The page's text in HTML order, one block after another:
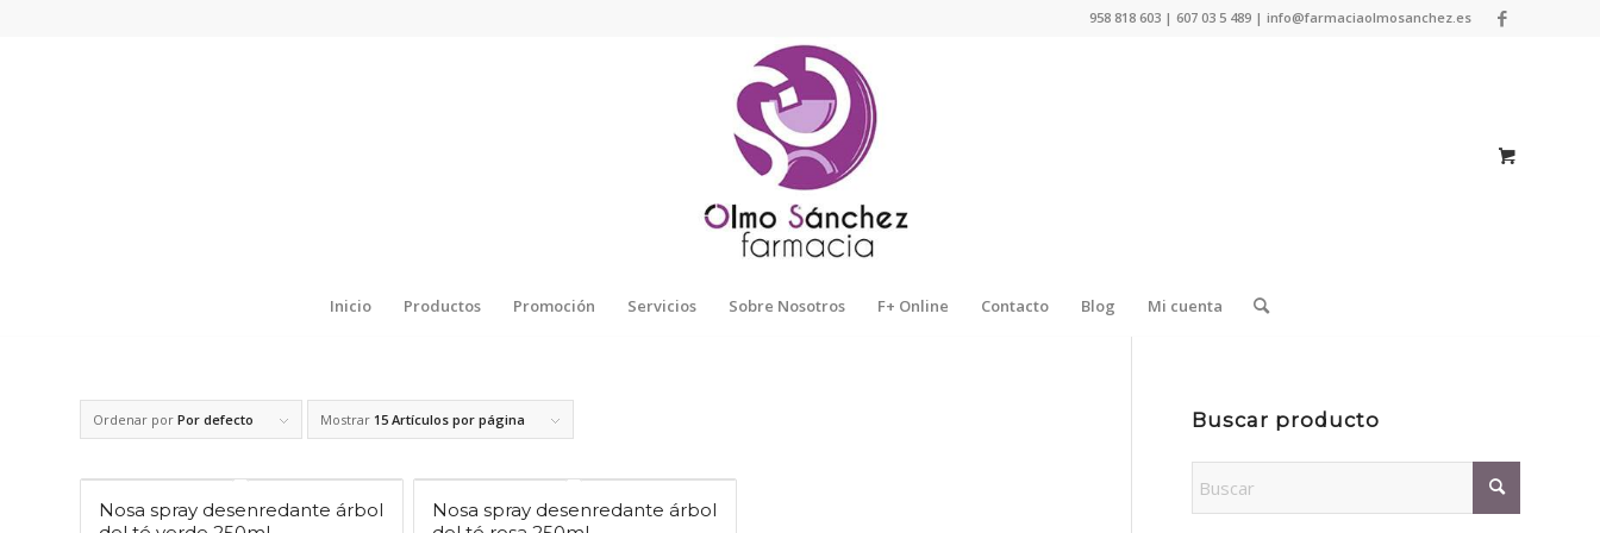
958 818 603 | 607 03 5 489 | info@farmaciaolmosanchez.es
Inicio Productos Promoción Servicios Sobre Nosotros F+ Online Contacto Blog Mi cuenta
Ordenar por Por defecto Mostrar 15 Artículos por página
Nosa spray desenredante árbol
Nosa spray desenredante árbol
Buscar producto